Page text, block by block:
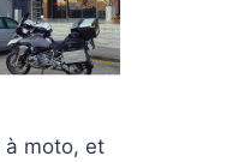
à moto, et